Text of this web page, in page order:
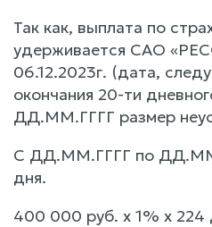
Так как, выплата по
удерживается САО
06.12.2023г. (дата,
окончания 20-ти
ДД.ММ.ГГГГ размер
С ДД.ММ.ГГГГ по
дня.
400 000 руб. х 1% х